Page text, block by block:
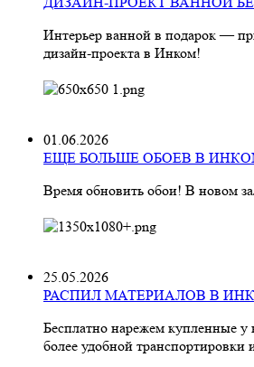
Интерьер ванной в подарок —
дизайн‑проекта в Инком!
01.06.2026
ЕЩЕ БОЛЬШЕ ОБОЕВ В
Время обновить обои! В новом
25.05.2026
РАСПИЛ МАТЕРИАЛОВ В
Бесплатно нарежем купленные у
более удобной транспортировки